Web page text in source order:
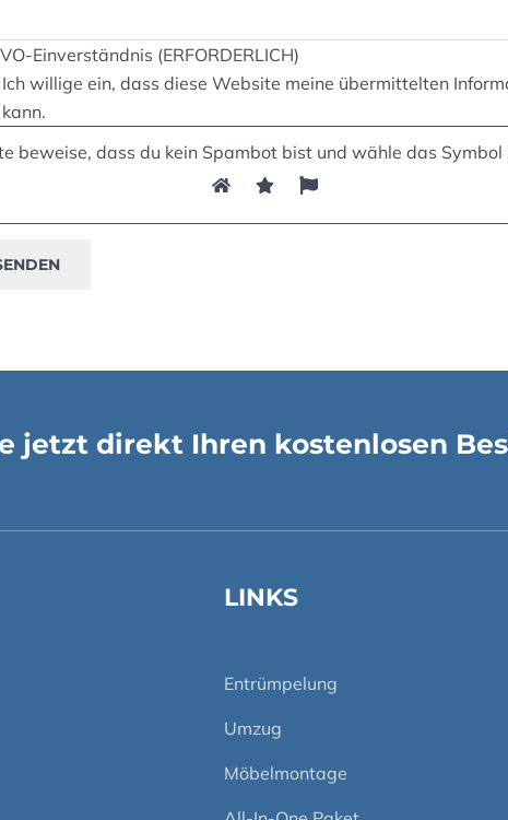
Einverständnis (ERFORDERLICH)
Ich willige ein, dass diese Website meine übermittelten
kann.
beweise, dass du kein Spambot bist und wähle das Symbol
jetzt direkt Ihren kostenlosen
LINKS
Entrümpelung
Umzug
Möbelmontage